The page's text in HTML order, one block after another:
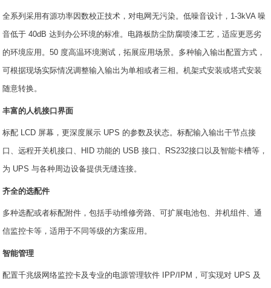
全系列采用有源功率因数校正技术，对电网无污染。低噪音设计，1-3kVA 噪
音低于 40dB 达到办公环境的标准。电路板防尘防腐喷漆工艺，适应更恶劣
的环境应用。50 度高温环境测试，拓展应用场景。多种输入输出配置方式，
可根据现场实际情况调整输入输出为单相或者三相。机架式安装或塔式安装
随意转换。
丰富的人机接口界面
标配 LCD 屏幕，更深度展示 UPS 的参数及状态。标配输入输出干节点接
口、远程开关机接口、HID 功能的 USB 接口、RS232接口以及智能卡槽等，
为 UPS 与各种周边设备提供无缝连接。
齐全的选配件
多种选配或者标配附件，包括手动维修旁路、可扩展电池包、并机组件、通
信监控卡等，适用于不同等级的方案应用。
智能管理
配置千兆级网络监控卡及专业的电源管理软件 IPP/IPM，可实现对 UPS 及